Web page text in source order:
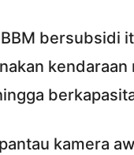
bersubsidi
kamera